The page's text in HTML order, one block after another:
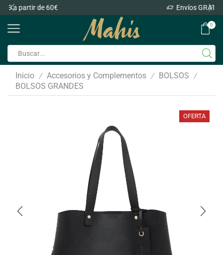
0
Inicio / Accesorios y Complementos / BOLSOS /
BOLSOS GRANDES
OFERTA